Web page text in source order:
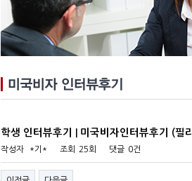
학생 인터뷰후기 | 미국비자인터뷰후기 (필
작성자 *기* 조회 25회 댓글 0건